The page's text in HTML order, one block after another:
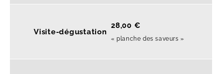
Visite-dégustation
28,00 €
« planche des saveurs »